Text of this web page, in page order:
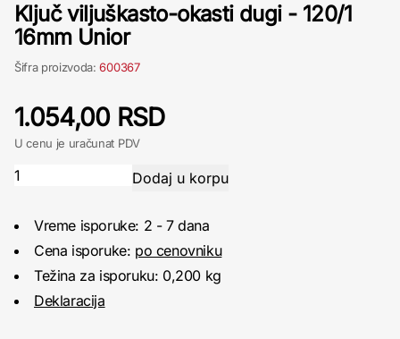
Ključ viljuškasto-okasti dugi - 120/1
16mm Unior
Šifra proizvoda:600367
1.054,00 RSD
U cenu je uračunat PDV
Vreme isporuke: 2 - 7 dana
Cena isporuke: po cenovniku
Težina za isporuku: 0,200 kg
Deklaracija